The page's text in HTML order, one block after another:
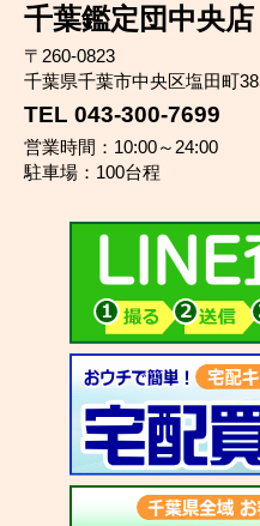
千葉鑑定団中央店
〒260-0823
千葉県千葉市中央区塩田町
TEL 043-300-7699
営業時間：10:00～24:00
駐車場：100台程